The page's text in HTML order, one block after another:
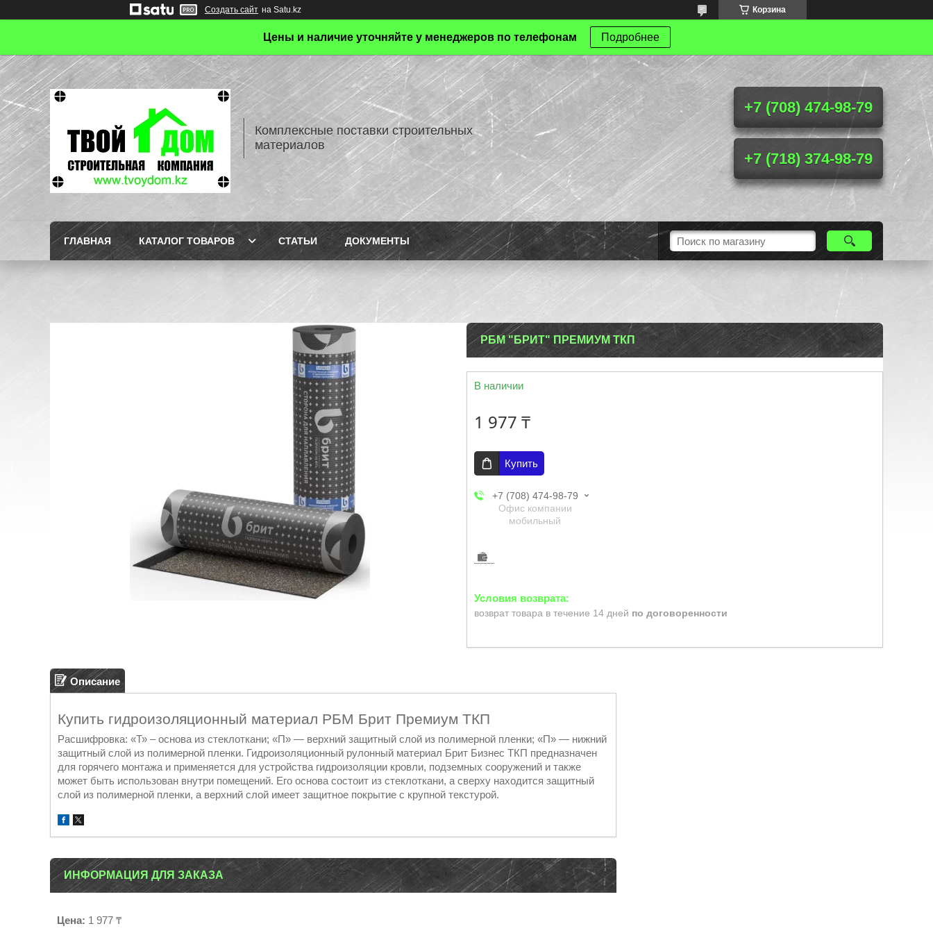
Создать сайт на Satu.kz Корзина
Цены и наличие уточняйте у менеджеров по телефонам Подробнее
Комплексные поставки строительных
материалов
+7 (708) 474-98-79
+7 (718) 374-98-79
ГЛАВНАЯ КАТАЛОГ ТОВАРОВ СТАТЬИ ДОКУМЕНТЫ
РБМ "БРИТ" ПРЕМИУМ ТКП
В наличии
1 977 ₸
Купить
+7 (708) 474-98-79
Офис компании
мобильный
возврат товара в течение 14 дней по договоренности
Описание
Купить гидроизоляционный материал РБМ Брит Премиум ТКП
Расшифровка: «Т» – основа из стеклоткани; «П» — верхний защитный слой из полимерной пленки; «П» — нижний
защитный слой из полимерной пленки. Гидроизоляционный рулонный материал Брит Бизнес ТКП предназначен
для горячего монтажа и применяется для устройства гидроизоляции кровли, подземных сооружений и также
может быть использован внутри помещений. Его основа состоит из стеклоткани, а сверху находится защитный
слой из полимерной пленки, а верхний слой имеет защитное покрытие с крупной текстурой.
ИНФОРМАЦИЯ ДЛЯ ЗАКАЗА
Цена: 1 977 ₸